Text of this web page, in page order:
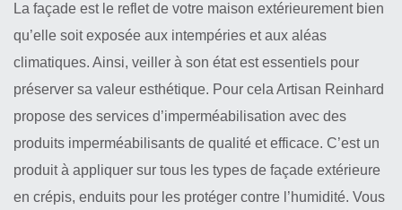
La façade est le reflet de votre maison extérieurement bien
qu’elle soit exposée aux intempéries et aux aléas
climatiques. Ainsi, veiller à son état est essentiels pour
préserver sa valeur esthétique. Pour cela Artisan Reinhard
propose des services d’imperméabilisation avec des
produits imperméabilisants de qualité et efficace. C’est un
produit à appliquer sur tous les types de façade extérieure
en crépis, enduits pour les protéger contre l’humidité. Vous